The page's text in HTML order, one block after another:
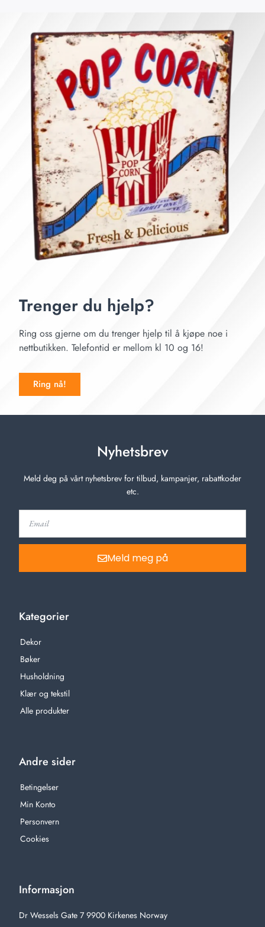
Trenger du hjelp?
Ring oss gjerne om du trenger hjelp til å kjøpe noe i
nettbutikken. Telefontid er mellom kl 10 og 16!
Ring nå!
Nyhetsbrev
Meld deg på vårt nyhetsbrev for tilbud, kampanjer, rabattkoder
etc.
Meld meg på
Kategorier
Dekor
Bøker
Husholdning
Klær og tekstil
Alle produkter
Andre sider
Betingelser
Min Konto
Personvern
Cookies
Informasjon
Dr Wessels Gate 7 9900 Kirkenes Norway